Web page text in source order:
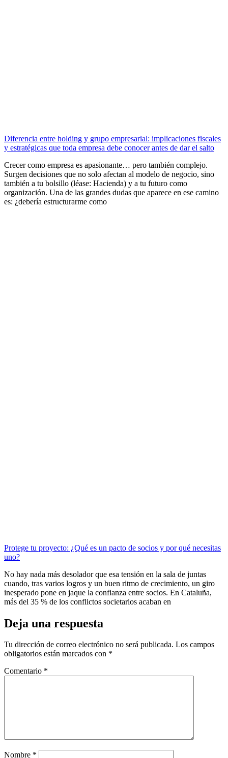
Diferencia entre holding y grupo empresarial: implicaciones fiscales
y estratégicas que toda empresa debe conocer antes de dar el salto
Crecer como empresa es apasionante… pero también complejo.
Surgen decisiones que no solo afectan al modelo de negocio, sino
también a tu bolsillo (léase: Hacienda) y a tu futuro como
organización. Una de las grandes dudas que aparece en ese camino
es: ¿debería estructurarme como
Protege tu proyecto: ¿Qué es un pacto de socios y por qué necesitas
uno?
No hay nada más desolador que esa tensión en la sala de juntas
cuando, tras varios logros y un buen ritmo de crecimiento, un giro
inesperado pone en jaque la confianza entre socios. En Cataluña,
más del 35 % de los conflictos societarios acaban en
Deja una respuesta
Tu dirección de correo electrónico no será publicada. Los campos
obligatorios están marcados con *
Comentario *
Nombre *